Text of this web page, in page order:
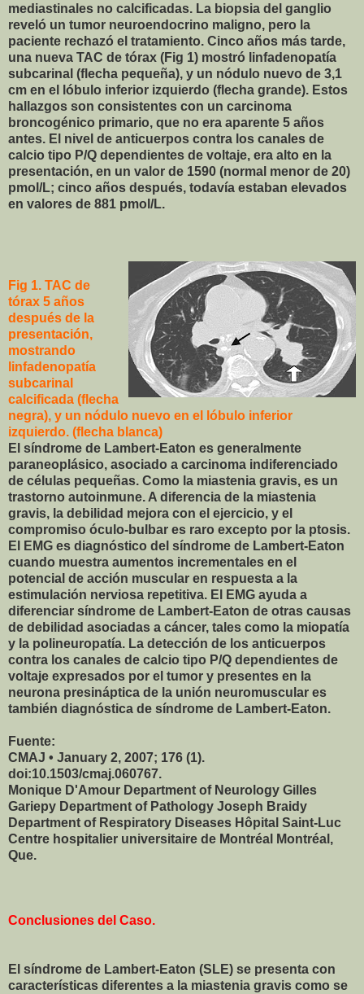
mediastinales no calcificadas. La biopsia del ganglio
reveló un tumor neuroendocrino maligno, pero la
paciente rechazó el tratamiento. Cinco años más tarde,
una nueva TAC de tórax (Fig 1) mostró linfadenopatía
subcarinal (flecha pequeña), y un nódulo nuevo de 3,1
cm en el lóbulo inferior izquierdo (flecha grande). Estos
hallazgos son consistentes con un carcinoma
broncogénico primario, que no era aparente 5 años
antes. El nivel de anticuerpos contra los canales de
calcio tipo P/Q dependientes de voltaje, era alto en la
presentación, en un valor de 1590 (normal menor de 20)
pmol/L; cinco años después, todavía estaban elevados
en valores de 881 pmol/L.
Fig 1. TAC de
tórax 5 años
después de la
presentación,
mostrando
linfadenopatía
subcarinal
calcificada (flecha
negra), y un nódulo nuevo en el lóbulo inferior
izquierdo. (flecha blanca)
El síndrome de Lambert-Eaton es generalmente
paraneoplásico, asociado a carcinoma indiferenciado
de células pequeñas. Como la miastenia gravis, es un
trastorno autoinmune. A diferencia de la miastenia
gravis, la debilidad mejora con el ejercicio, y el
compromiso óculo-bulbar es raro excepto por la ptosis.
El EMG es diagnóstico del síndrome de Lambert-Eaton
cuando muestra aumentos incrementales en el
potencial de acción muscular en respuesta a la
estimulación nerviosa repetitiva. El EMG ayuda a
diferenciar síndrome de Lambert-Eaton de otras causas
de debilidad asociadas a cáncer, tales como la miopatía
y la polineuropatía. La detección de los anticuerpos
contra los canales de calcio tipo P/Q dependientes de
voltaje expresados por el tumor y presentes en la
neurona presináptica de la unión neuromuscular es
también diagnóstica de síndrome de Lambert-Eaton.
Fuente:
CMAJ • January 2, 2007; 176 (1).
doi:10.1503/cmaj.060767.
Monique D'Amour Department of Neurology Gilles
Gariepy Department of Pathology Joseph Braidy
Department of Respiratory Diseases Hôpital Saint-Luc
Centre hospitalier universitaire de Montréal Montréal,
Que.
Conclusiones del Caso.
El síndrome de Lambert-Eaton (SLE) se presenta con
características diferentes a la miastenia gravis como se